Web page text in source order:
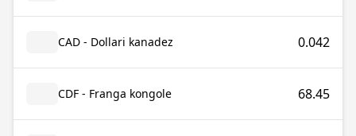
CAD - Dollari kanadez 0.042
CDF - Franga kongole 68.45